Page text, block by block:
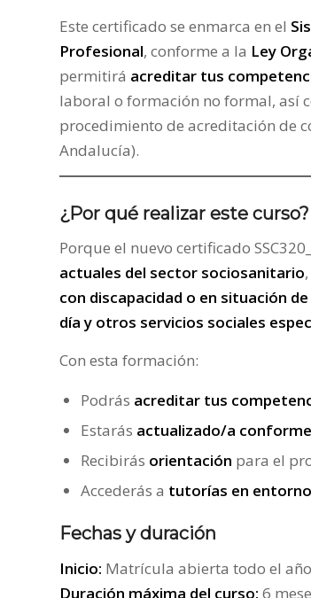
Este certificado se enmarca en el
Profesional, conforme a la Ley
permitirá acreditar tus
laboral o formación no formal, así
procedimiento de acreditación de
Andalucía).
¿Por qué realizar este curso?
Porque el nuevo certificado
actuales del sector sociosanitario
con discapacidad o en situación
día y otros servicios sociales
Con esta formación:
Podrás acreditar tus
Estarás actualizado/a
Recibirás orientación para el
Accederás a tutorías en
Fechas y duración
Inicio: Matrícula abierta todo el
Duración máxima del curso: 6